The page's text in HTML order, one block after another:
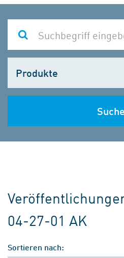
wählen
04-27-01 AK
Sortieren nach: